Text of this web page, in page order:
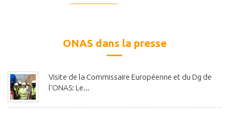
ONAS dans la presse
Visite de la Commissaire Européenne et du Dg de
l’ONAS: Le...